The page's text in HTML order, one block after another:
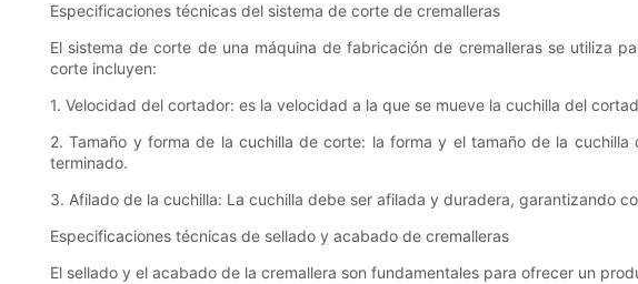
Especificaciones técnicas del sistema de corte de cremalleras
El sistema de corte de una máquina de fabricación de cremalleras se utiliza
corte incluyen:
1. Velocidad del cortador: es la velocidad a la que se mueve la cuchilla del
2. Tamaño y forma de la cuchilla de corte: la forma y el tamaño de la
terminado.
3. Afilado de la cuchilla: La cuchilla debe ser afilada y duradera, garantizando
Especificaciones técnicas de sellado y acabado de cremalleras
El sellado y el acabado de la cremallera son fundamentales para ofrecer un